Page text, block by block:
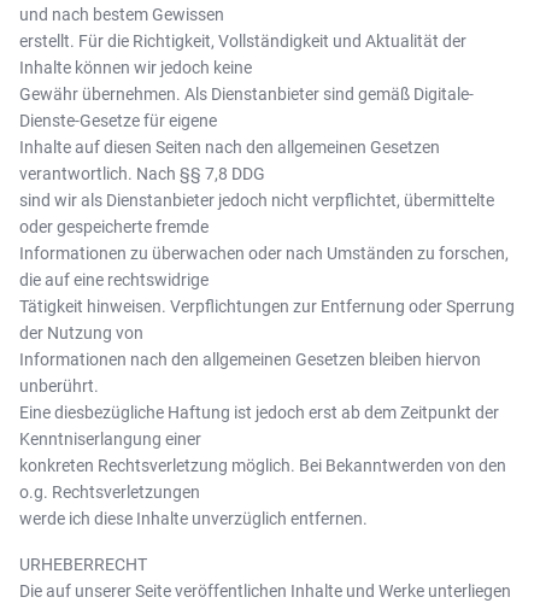
und nach bestem Gewissen
erstellt. Für die Richtigkeit, Vollständigkeit und Aktualität der
Inhalte können wir jedoch keine
Gewähr übernehmen. Als Dienstanbieter sind gemäß Digitale-
Dienste-Gesetze für eigene
Inhalte auf diesen Seiten nach den allgemeinen Gesetzen
verantwortlich. Nach §§ 7,8 DDG
sind wir als Dienstanbieter jedoch nicht verpflichtet, übermittelte
oder gespeicherte fremde
Informationen zu überwachen oder nach Umständen zu forschen,
die auf eine rechtswidrige
Tätigkeit hinweisen. Verpflichtungen zur Entfernung oder Sperrung
der Nutzung von
Informationen nach den allgemeinen Gesetzen bleiben hiervon
unberührt.
Eine diesbezügliche Haftung ist jedoch erst ab dem Zeitpunkt der
Kenntniserlangung einer
konkreten Rechtsverletzung möglich. Bei Bekanntwerden von den
o.g. Rechtsverletzungen
werde ich diese Inhalte unverzüglich entfernen.
URHEBERRECHT
Die auf unserer Seite veröffentlichen Inhalte und Werke unterliegen